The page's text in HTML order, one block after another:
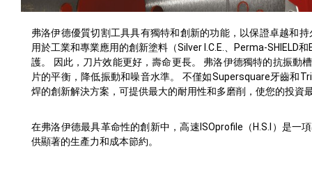
弗洛伊德優質切割工具具有獨特和創新的功能，以保證卓越和
用於工業和專業應用的創新塗料（Silver I.C.E.、Perma-SHIELD
護。 因此，刀片效能更好，壽命更長。 弗洛伊德獨特的抗振動
片的平衡，降低振動和噪音水準。 不僅如Supersquare牙齒和
焊的創新解決方案，可提供最大的耐用性和多磨削，使您的投資
在弗洛伊德最具革命性的創新中，高速ISOprofile（H.S.I）是一
供顯著的生產力和成本節約。